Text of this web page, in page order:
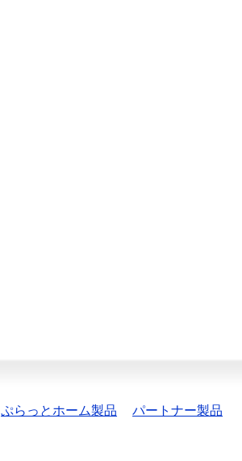
ぷらっとホーム製品 パートナー製品